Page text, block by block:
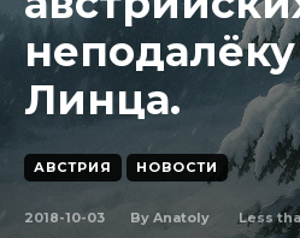
Линца.
АВСТРИЯ НОВОСТИ
2018-10-03 By Anatoly Less